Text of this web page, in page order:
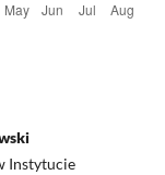
Instytucie